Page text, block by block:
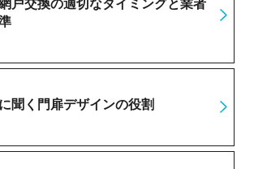
戸交換の適切なタイミングと業者
聞く門扉デザインの役割